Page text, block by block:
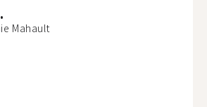
Mahault